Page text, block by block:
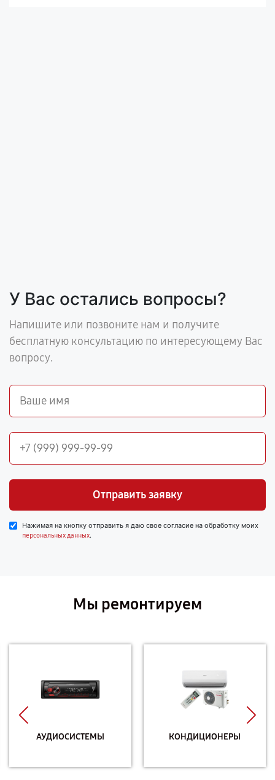
У Вас остались вопросы?
Напишите или позвоните нам и получите
бесплатную консультацию по интересующему Вас
вопросу.
Отправить заявку
Нажимая на кнопку отправить я даю свое согласие на обработку моих
персональных данных.
Мы ремонтируем
АУДИОСИСТЕМЫ КОНДИЦИОНЕРЫ